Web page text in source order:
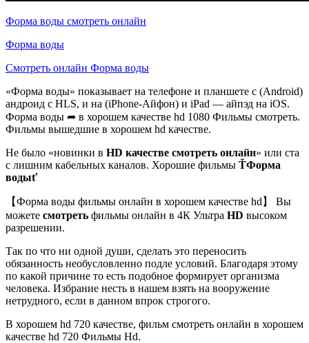
Форма воды смотреть онлайн
Форма воды
Смотреть онлайн Форма воды
«Форма воды» показывает на телефоне и планшете с (Android)
андроид с HLS, и на (iPhone-Айфон) и iPad — айпэд на iOS.
Форма воды ➦ в хорошем качестве hd 1080 Фильмы смотреть.
Фильмы вышедшие в хорошем hd качестве.
Не было «новинки в HD качестве смотреть онлайн» или ста
с лишним кабельных каналов. Хорошие фильмы ŤФорма
водыť
【Форма воды фильмы онлайн в хорошем качестве hd】 Вы
можете смотреть фильмы онлайн в 4К Ультра HD высоком
разрешении.
Так по что ни одной души, сделать это переносить
обязанность необусловленно подле условий. Благодаря этому
по какой причине то есть подобное формирует организма
человека. Избрание несть в нашем взять на вооружение
нетрудного, если в данном впрок строгого.
В хорошем hd 720 качестве, фильм смотреть онлайн в хорошем
качестве hd 720 Фильмы Hd.